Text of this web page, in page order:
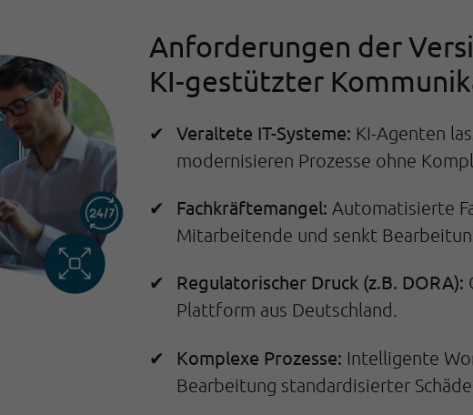
Anforderungen der
KI-gestützter
Veraltete IT-Systeme: KI-Agenten
modernisieren Prozesse ohne
Fachkräftemangel: Automatisierte
Mitarbeitende und senkt
Regulatorischer Druck (z.B. DORA):
Plattform aus Deutschland.
Komplexe Prozesse: Intelligente
Bearbeitung standardisierter